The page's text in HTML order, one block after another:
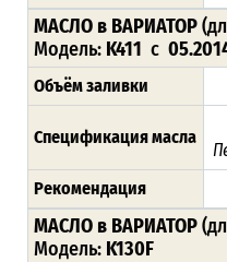
МАСЛО в ВАРИАТОР
Модель: K411 с
Объём заливки
Спецификация масла
Рекомендация
МАСЛО в ВАРИАТОР
Модель: K130F